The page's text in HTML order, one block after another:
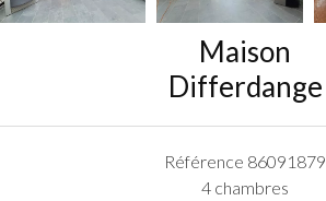
Maison
Differdange
Référence 86091879
4 chambres